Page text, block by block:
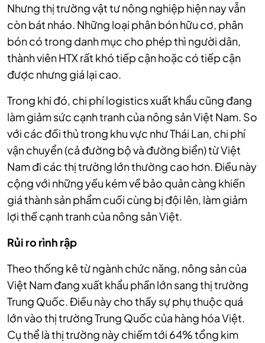
Nhưng thị trường vật tư nông nghiệp hiện nay vẫn
còn bát nháo. Những loại phân bón hữu cơ, phân
bón có trong danh mục cho phép thì người dân,
thành viên HTX rất khó tiếp cận hoặc có tiếp cận
được nhưng giá lại cao.
Trong khi đó, chi phí logistics xuất khẩu cũng đang
làm giảm sức cạnh tranh của nông sản Việt Nam. So
với các đối thủ trong khu vực như Thái Lan, chi phí
vận chuyển (cả đường bộ và đường biển) từ Việt
Nam đi các thị trường lớn thường cao hơn. Điều này
cộng với những yếu kém về bảo quản càng khiến
giá thành sản phẩm cuối cùng bị đội lên, làm giảm
lợi thế cạnh tranh của nông sản Việt.
Rủi ro rình rập
Theo thống kê từ ngành chức năng, nông sản của
Việt Nam đang xuất khẩu phần lớn sang thị trường
Trung Quốc. Điều này cho thấy sự phụ thuộc quá
lớn vào thị trường Trung Quốc của hàng hóa Việt.
Cụ thể là thị trường này chiếm tới 64% tổng kim